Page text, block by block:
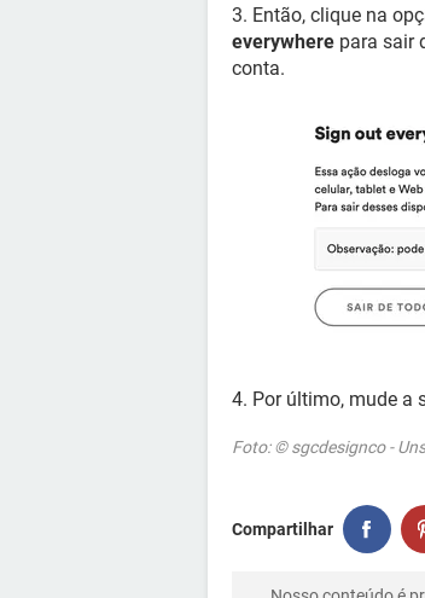
3. Então, clique na
everywhere para sair
conta.
4. Por último, mude a
Foto: © sgcdesignco -
Compartilhar